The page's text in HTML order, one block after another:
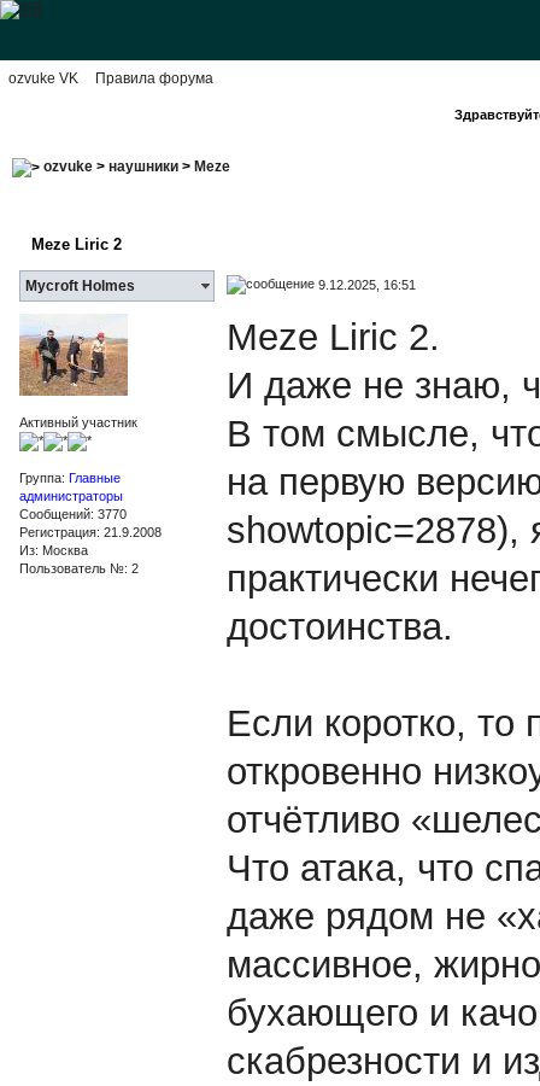
ozvuke VK Правила форума
ozvuke> наушники> Meze
Meze Liric 2
Mycroft Holmes 9.12.2025, 16:51
Активный участник
Группа: Главные
администраторы
Сообщений: 3770
Регистрация: 21.9.2008
Из: Москва
Пользователь №: 2
Meze Liric 2.
И даже не знаю,
В том смысле,
на первую
showtopic=2878),
практически
достоинства.
Если коротко, то
откровенно
отчётливо
Что атака, что
даже рядом не
массивное,
бухающего и
скабрезности и